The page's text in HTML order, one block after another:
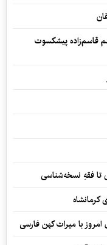
قاسم‌زاده پیشکسوت
تا فقهِ نسخه‌شناسی
با میراث کهن فارسی